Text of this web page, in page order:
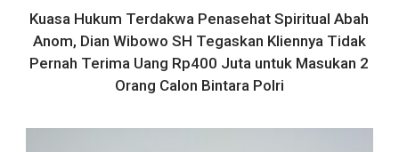
Kuasa Hukum Terdakwa Penasehat Spiritual Abah
Anom, Dian Wibowo SH Tegaskan Kliennya Tidak
Pernah Terima Uang Rp400 Juta untuk Masukan 2
Orang Calon Bintara Polri